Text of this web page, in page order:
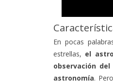
En pocas
estrellas, el
observación
astronomía .